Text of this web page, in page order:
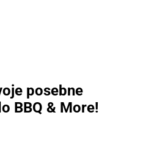
posebne
BBQ & More!